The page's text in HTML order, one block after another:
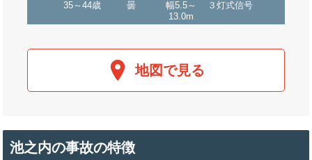
35～44歳 曇
幅5.5～
13.0m
３灯式信号
地図で見る
池之内の事故の特徴